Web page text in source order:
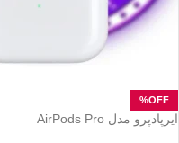
ایرپادپرو مدل AirPods Pro